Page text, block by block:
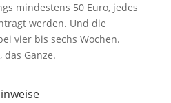
mindestens 50 Euro, jedes
werden. Und die
vier bis sechs Wochen.
Ganze.